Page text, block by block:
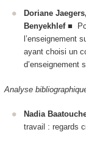
Doriane
Benyekhlef ■
l’enseignement
ayant choisi un
d’enseignement
Analyse
Nadia
travail : regards